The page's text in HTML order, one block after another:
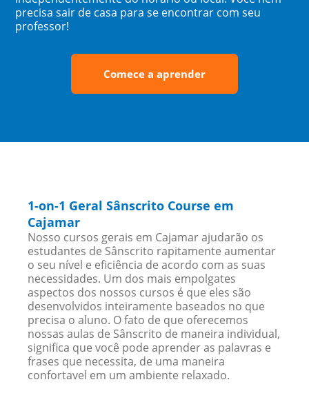
precisa sair de casa para se encontrar com seu
professor!
Comece a aprender
1-on-1 Geral Sânscrito Course em
Cajamar
Nosso cursos gerais em Cajamar ajudarão os
estudantes de Sânscrito rapitamente aumentar
o seu nível e eficiência de acordo com as suas
necessidades. Um dos mais empolgates
aspectos dos nossos cursos é que eles são
desenvolvidos inteiramente baseados no que
precisa o aluno. O fato de que oferecemos
nossas aulas de Sânscrito de maneira individual,
significa que você pode aprender as palavras e
frases que necessita, de uma maneira
confortavel em um ambiente relaxado.